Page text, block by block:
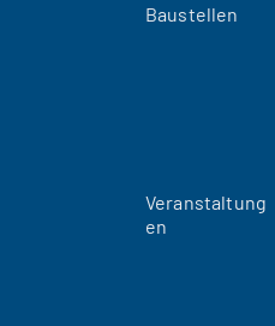
Baustellen
Veranstaltung
en